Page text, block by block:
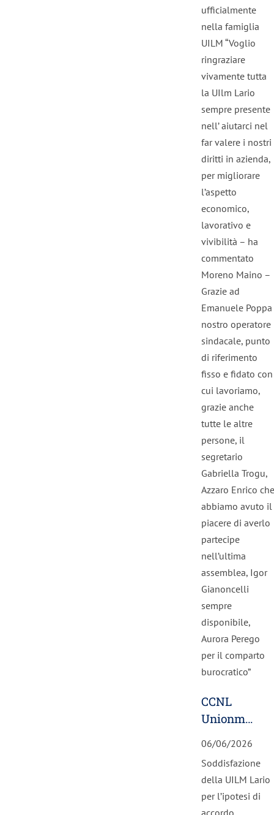
ufficialmente
nella famiglia
UILM “Voglio
ringraziare
vivamente tutta
la UIlm Lario
sempre presente
nell’ aiutarci nel
far valere i nostri
diritti in azienda,
per migliorare
l’aspetto
economico,
lavorativo e
vivibilità – ha
commentato
Moreno Maino –
Grazie ad
Emanuele Poppa
nostro operatore
sindacale, punto
di riferimento
fisso e fidato con
cui lavoriamo,
grazie anche
tutte le altre
persone, il
segretario
Gabriella Trogu,
Azzaro Enrico che
abbiamo avuto il
piacere di averlo
partecipe
nell’ultima
assemblea, Igor
Gianoncelli
sempre
disponibile,
Aurora Perego
per il comparto
burocratico”
CCNL
rafforzati
salari e
welfare
06/06/2026
Soddisfazione
della UILM Lario
per l’ipotesi di